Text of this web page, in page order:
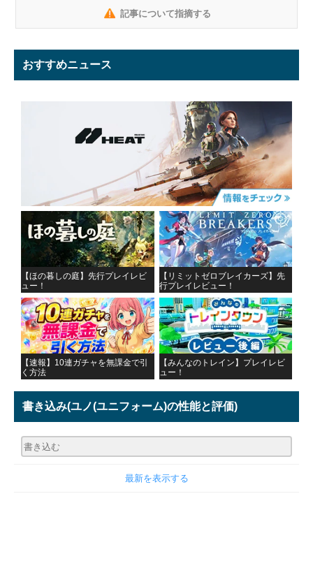
記事について指摘する
おすすめニュース
【ほの暮しの庭】先行プレイレビ
ュー！
【リミットゼロブレイカーズ】先
行プレイレビュー！
【速報】10連ガチャを無課金で引
く方法
【みんなのトレイン】プレイレビ
ュー！
書き込み(ユノ(ユニフォーム)の性能と評価)
最新を表示する